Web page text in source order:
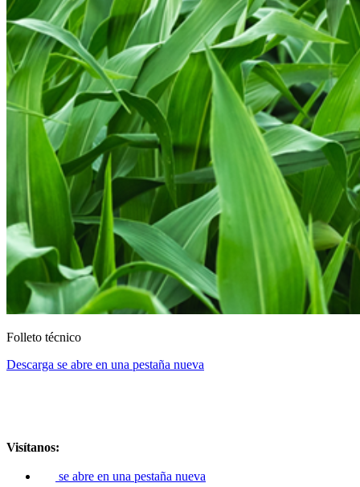
Folleto técnico
Descarga se abre en una pestaña nueva
Visítanos:
se abre en una pestaña nueva